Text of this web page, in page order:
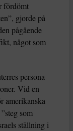
fördömt
gjorde på
pågående
något som
persona
Vid en
amerikanska
som
ställning i